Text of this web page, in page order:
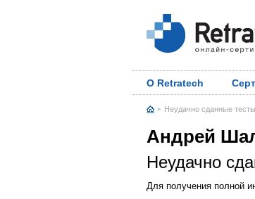
О Retratech
Неудачно сданные тесты
Андрей
Неудачно
Для получения полной